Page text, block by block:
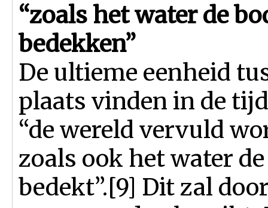
“zoals het water de
bedekken”
De ultieme eenheid
plaats vinden in de
“de wereld vervuld
zoals ook het water
bedekt”.[9] Dit zal